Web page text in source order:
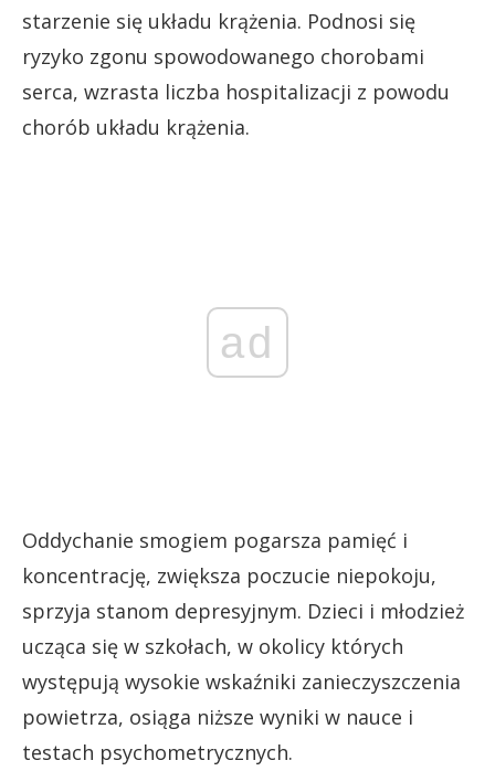
starzenie się układu krążenia. Podnosi się
ryzyko zgonu spowodowanego chorobami
serca, wzrasta liczba hospitalizacji z powodu
chorób układu krążenia.
ad
Oddychanie smogiem pogarsza pamięć i
koncentrację, zwiększa poczucie niepokoju,
sprzyja stanom depresyjnym. Dzieci i młodzież
ucząca się w szkołach, w okolicy których
występują wysokie wskaźniki zanieczyszczenia
powietrza, osiąga niższe wyniki w nauce i
testach psychometrycznych.